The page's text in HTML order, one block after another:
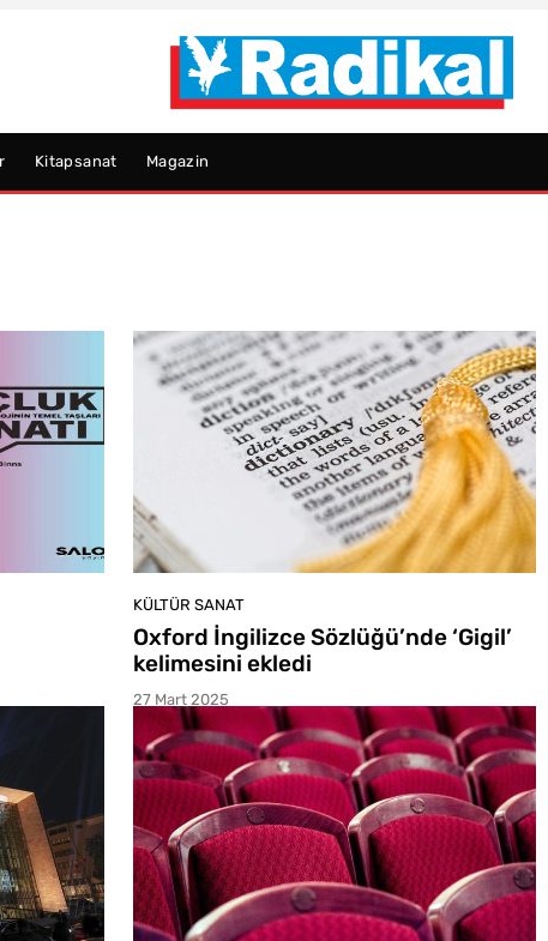
Kitapsanat Magazin
KÜLTÜR SANAT
Oxford İngilizce Sözlüğü’nde ‘Gigil’
kelimesini ekledi
27 Mart 2025